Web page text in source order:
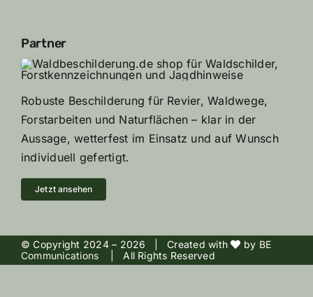
Partner
Robuste Beschilderung für Revier, Waldwege,
Forstarbeiten und Naturflächen – klar in der
Aussage, wetterfest im Einsatz und auf Wunsch
individuell gefertigt.
Jetzt ansehen
© Copyright 2024 – 2026 | Created with by BE
Communications
| All Rights Reserved